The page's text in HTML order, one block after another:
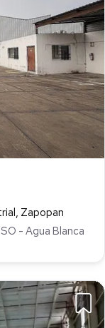
Zapopan
- Agua Blanca